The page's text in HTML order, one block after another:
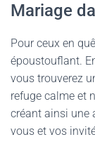
Mariage
Pour ceux en
époustouflant.
vous trouverez
refuge calme et
créant ainsi une
vous et vos